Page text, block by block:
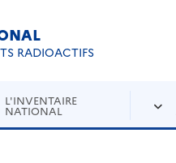
RADIOACTIFS
L'INVENTAIRE
NATIONAL